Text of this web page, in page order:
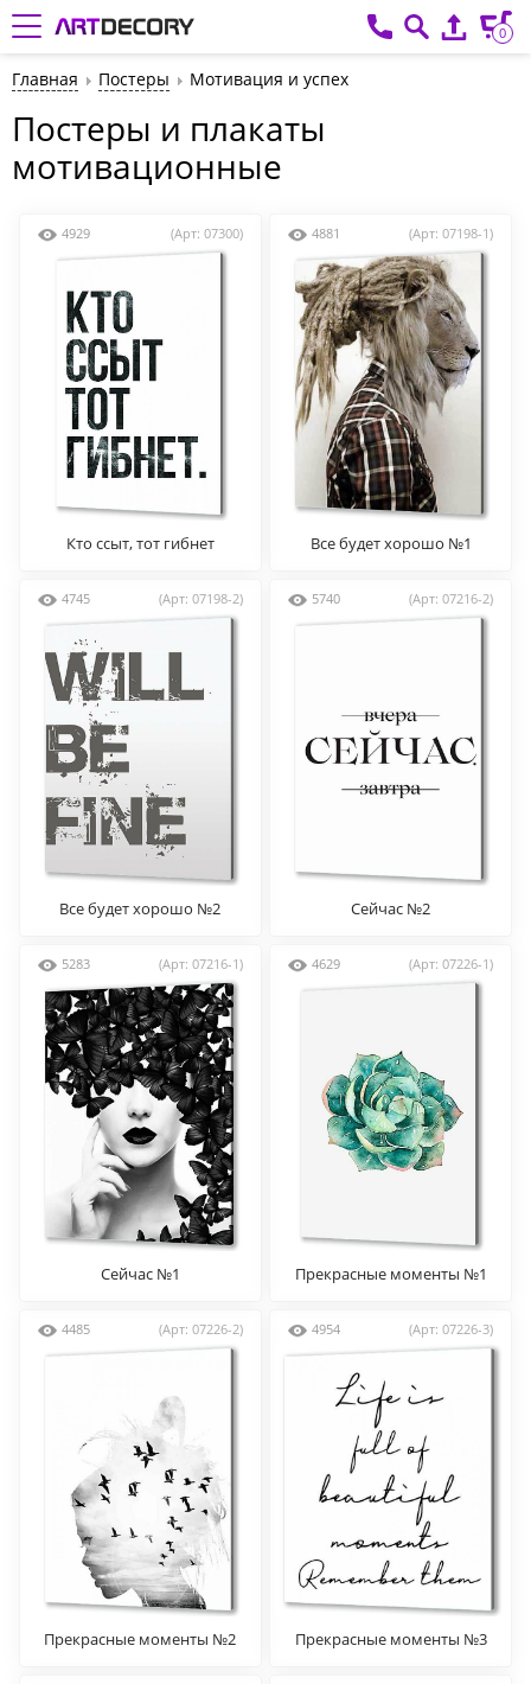
0
Главная Постеры Мотивация и успех
Постеры и плакаты
мотивационные
4929 (Арт: 07300)
Кто ссыт, тот гибнет
4881 (Арт: 07198-1)
Все будет хорошо №1
4745 (Арт: 07198-2)
Все будет хорошо №2
5740 (Арт: 07216-2)
Сейчас №2
5283 (Арт: 07216-1)
Сейчас №1
4629 (Арт: 07226-1)
Прекрасные моменты №1
4485 (Арт: 07226-2)
Прекрасные моменты №2
4954 (Арт: 07226-3)
Прекрасные моменты №3